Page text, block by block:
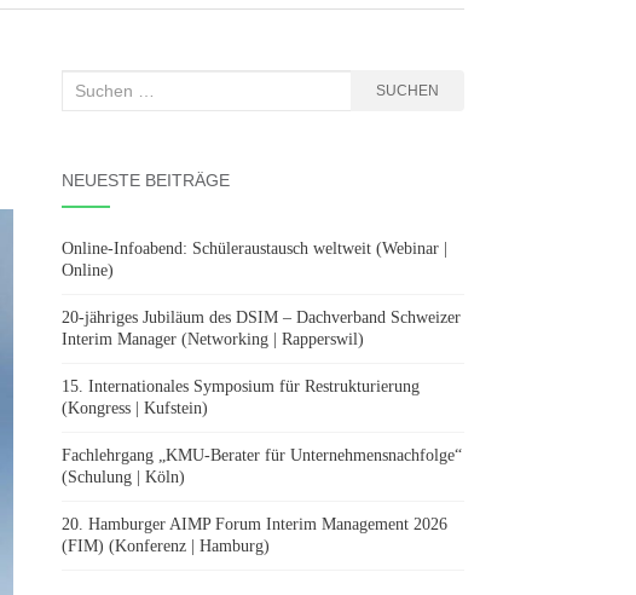
Suchen
SUCHEN
NEUESTE BEITRÄGE
Online-Infoabend: Schüleraustausch weltweit (Webinar |
Online)
20-jähriges Jubiläum des DSIM – Dachverband Schweizer
Interim Manager (Networking | Rapperswil)
15. Internationales Symposium für Restrukturierung
(Kongress | Kufstein)
Fachlehrgang „KMU-Berater für Unternehmensnachfolge“
(Schulung | Köln)
20. Hamburger AIMP Forum Interim Management 2026
(FIM) (Konferenz | Hamburg)